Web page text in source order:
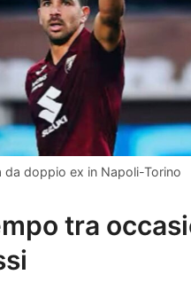
da doppio ex in Napoli-Torino
tra